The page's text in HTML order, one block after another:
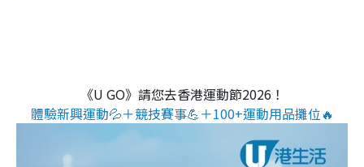
《U GO》請您去香港運動節2026！
體驗新興運動💦＋競技賽事💪＋100+運動用品攤位🔥